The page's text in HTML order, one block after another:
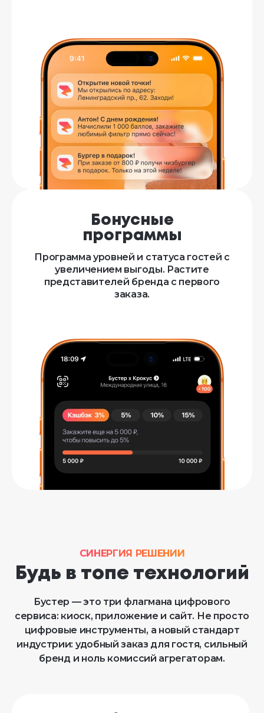
Бонусные
программы
Программа уровней и статуса гостей с
увеличением выгоды. Растите
представителей бренда с первого
заказа.
СИНЕРГИЯ РЕШЕНИЙ
Будь в топе технологий
Бустер — это три флагмана цифрового
сервиса: киоск, приложение и сайт. Не просто
цифровые инструменты, а новый стандарт
индустрии: удобный заказ для гостя, сильный
бренд и ноль комиссий агрегаторам.